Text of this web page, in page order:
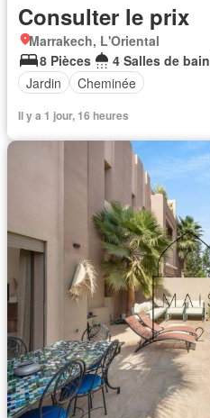
Consulter le prix
Marrakech, L'Oriental
8 Pièces
4 Salles de bain
Jardin
Cheminée
Il y a 1 jour, 16 heures